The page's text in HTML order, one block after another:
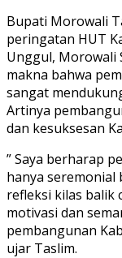
Bupati Morowali
peringatan HUT
Unggul, Morowali
makna bahwa
sangat
Artinya
dan kesuksesan
” Saya berharap
hanya seremonial
refleksi kilas balik
motivasi dan
pembangunan
ujar Taslim.